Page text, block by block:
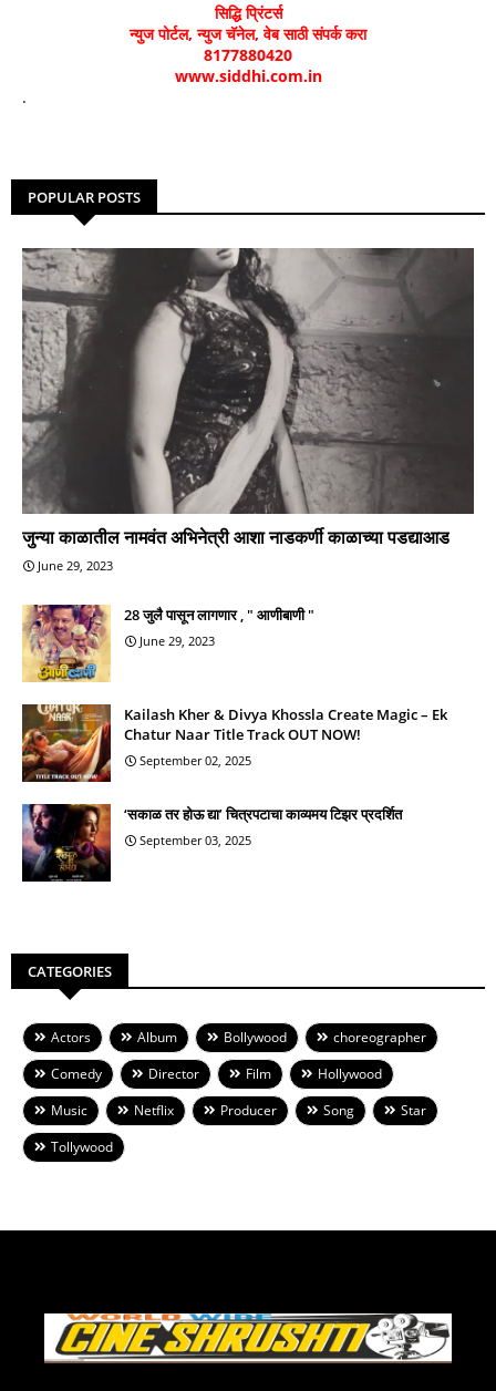
सिद्धि प्रिंटर्स
न्युज पोर्टल, न्युज चॅनेल, वेब साठी संपर्क करा
8177880420
www.siddhi.com.in
.
POPULAR POSTS
जुन्या काळातील नामवंत अभिनेत्री आशा नाडकर्णी काळाच्या पडद्याआड
June 29, 2023
28 जुलै पासून लागणार , " आणीबाणी "
June 29, 2023
Kailash Kher & Divya Khossla Create Magic – Ek
Chatur Naar Title Track OUT NOW!
September 02, 2025
‘सकाळ तर होऊ द्या’ चित्रपटाचा काव्यमय टिझर प्रदर्शित
September 03, 2025
CATEGORIES
Actors Album Bollywood
choreographer
Comedy
Director Film
Hollywood
Music
Netflix Producer Song
Star
Tollywood